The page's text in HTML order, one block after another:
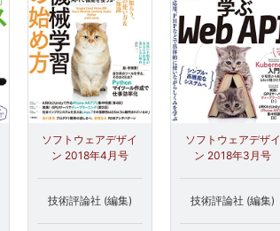
ソフトウェアデザイ
ン 2018年4月号
技術評論社 (編集)
ソフトウェアデザイ
ン 2018年3月号
技術評論社 (編集)